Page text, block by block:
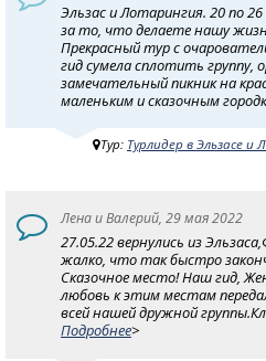
Эльзас и Лотарингия. 20 по
за то, что делаете нашу
Прекрасный тур с
гид сумела сплотить группу,
замечательный пикник на
маленьким и сказочным
Тур: Турлидер в Эльзасе
Лена и Валерий, 29 мая 2022
27.05.22 вернулись из
жалко, что так быстро
Сказочное место! Наш гид,
любовь к этим местам
всей нашей дружной
Подробнее>